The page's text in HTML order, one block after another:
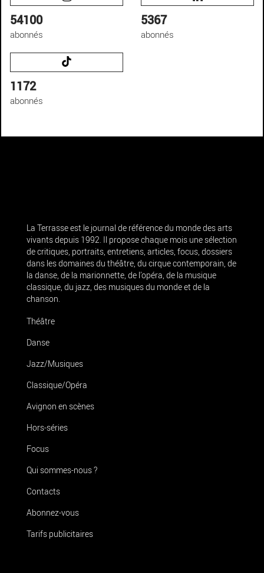
54100
abonnés
5367
abonnés
1172
abonnés
La Terrasse est le journal de référence du monde des arts
vivants depuis 1992. Il propose chaque mois une sélection
de critiques, portraits, entretiens, articles, focus, dossiers
dans les domaines du théâtre, du cirque contemporain, de
la danse, de la marionnette, de l’opéra, de la musique
classique, du jazz, des musiques du monde et de la
chanson.
Théâtre
Danse
Jazz/Musiques
Classique/Opéra
Avignon en scènes
Hors-séries
Focus
Qui sommes-nous ?
Contacts
Abonnez-vous
Tarifs publicitaires